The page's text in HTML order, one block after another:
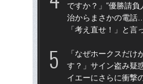
ですか？」“優勝請負
治からまさかの電話
「考え直せ！」と言
「なぜホークスだけ
す？」サイン盗み疑
イエーにさらに衝撃